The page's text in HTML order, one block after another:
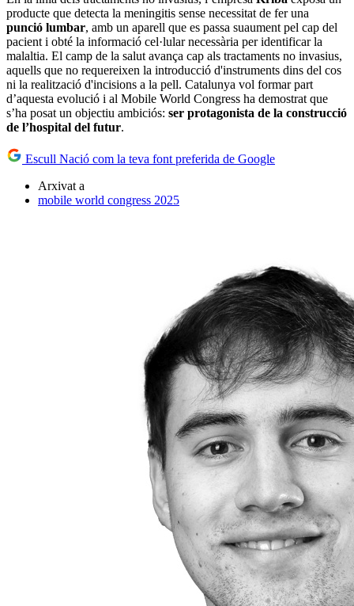
producte que detecta la meningitis sense necessitat de fer una
punció lumbar, amb un aparell que es passa suaument pel cap del
pacient i obté la informació cel·lular necessària per identificar la
malaltia. El camp de la salut avança cap als tractaments no invasius,
aquells que no requereixen la introducció d'instruments dins del cos
ni la realització d'incisions a la pell. Catalunya vol formar part
d’aquesta evolució i al Mobile World Congress ha demostrat que
s’ha posat un objectiu ambiciós: ser protagonista de la construcció
de l’hospital del futur.
Escull Nació com la teva font preferida de Google
Arxivat a
mobile world congress 2025